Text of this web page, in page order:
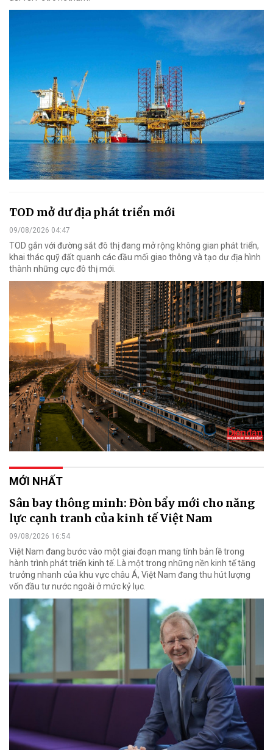
TOD mở dư địa phát triển mới
09/08/2026 04:47
TOD gắn với đường sắt đô thị đang mở rộng không gian phát triển,
khai thác quỹ đất quanh các đầu mối giao thông và tạo dư địa hình
thành những cực đô thị mới.
MỚI NHẤT
Sân bay thông minh: Đòn bẩy mới cho năng
lực cạnh tranh của kinh tế Việt Nam
09/08/2026 16:54
Việt Nam đang bước vào một giai đoạn mang tính bản lề trong
hành trình phát triển kinh tế. Là một trong những nền kinh tế tăng
trưởng nhanh của khu vực châu Á, Việt Nam đang thu hút lượng
vốn đầu tư nước ngoài ở mức kỷ lục.